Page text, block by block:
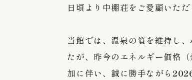
日頃より中棚荘をご愛顧いた
当館では、温泉の質を維持し
たが、昨今のエネルギー価格
加に伴い、誠に勝手ながら